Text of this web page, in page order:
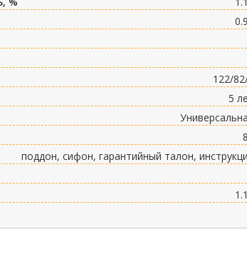
122/
5
поддон, сифон, гарантийный талон,